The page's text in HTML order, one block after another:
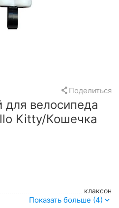
Поделиться
для велосипеда
Kitty/Кошечка
клаксон
Показать больше (4)